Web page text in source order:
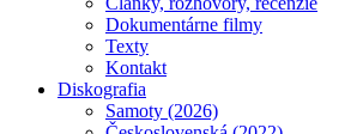
Dokumentárne filmy
Texty
Kontakt
Diskografia
Samoty (2026)